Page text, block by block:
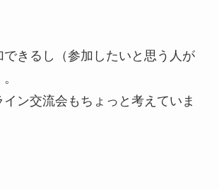
きるし（参加したいと思う人が
ン交流会もちょっと考えていま